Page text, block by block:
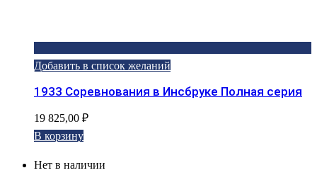
Добавить в список желаний
1933 Соревнования в Инсбруке Полная серия
19 825,00 ₽
В корзину
Нет в наличии